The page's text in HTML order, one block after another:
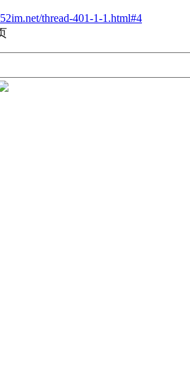
thread-401-1-1.html#4